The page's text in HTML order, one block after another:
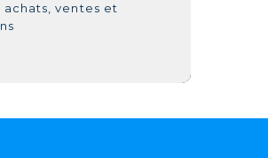
achats, ventes et